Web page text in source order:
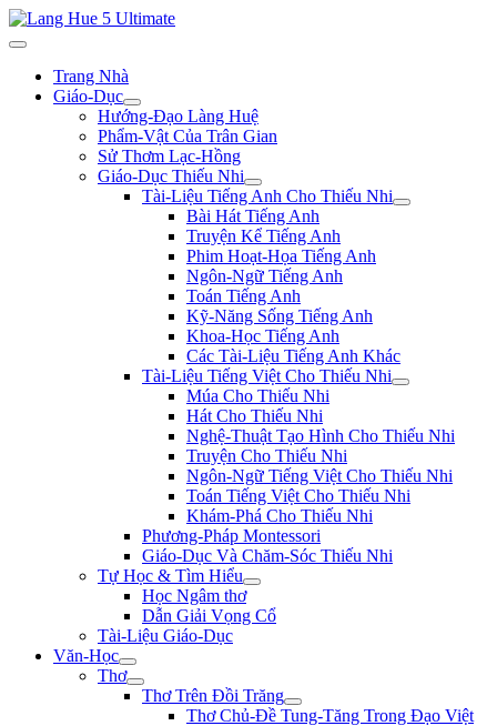
Trang Nhà
Giáo-Dục
Hướng-Đạo Làng Huệ
Phẩm-Vật Của Trân Gian
Sử Thơm Lạc-Hồng
Giáo-Dục Thiếu Nhi
Tài-Liệu Tiếng Anh Cho Thiếu Nhi
Bài Hát Tiếng Anh
Truyện Kể Tiếng Anh
Phim Hoạt-Họa Tiếng Anh
Ngôn-Ngữ Tiếng Anh
Toán Tiếng Anh
Kỹ-Năng Sống Tiếng Anh
Khoa-Học Tiếng Anh
Các Tài-Liệu Tiếng Anh Khác
Tài-Liệu Tiếng Việt Cho Thiếu Nhi
Múa Cho Thiếu Nhi
Hát Cho Thiếu Nhi
Nghệ-Thuật Tạo Hình Cho Thiếu Nhi
Truyện Cho Thiếu Nhi
Ngôn-Ngữ Tiếng Việt Cho Thiếu Nhi
Toán Tiếng Việt Cho Thiếu Nhi
Khám-Phá Cho Thiếu Nhi
Phương-Pháp Montessori
Giáo-Dục Và Chăm-Sóc Thiếu Nhi
Tự Học & Tìm Hiểu
Học Ngâm thơ
Dẫn Giải Vọng Cổ
Tài-Liệu Giáo-Dục
Văn-Học
Thơ
Thơ Trên Đồi Trăng
Thơ Chủ-Đề Tung-Tăng Trong Đạo Việt